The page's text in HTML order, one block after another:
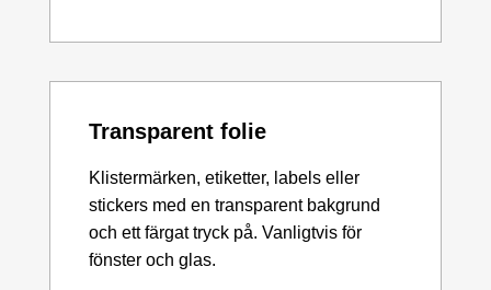
Transparent folie
Klistermärken, etiketter, labels eller
stickers med en transparent bakgrund
och ett färgat tryck på. Vanligtvis för
fönster och glas.